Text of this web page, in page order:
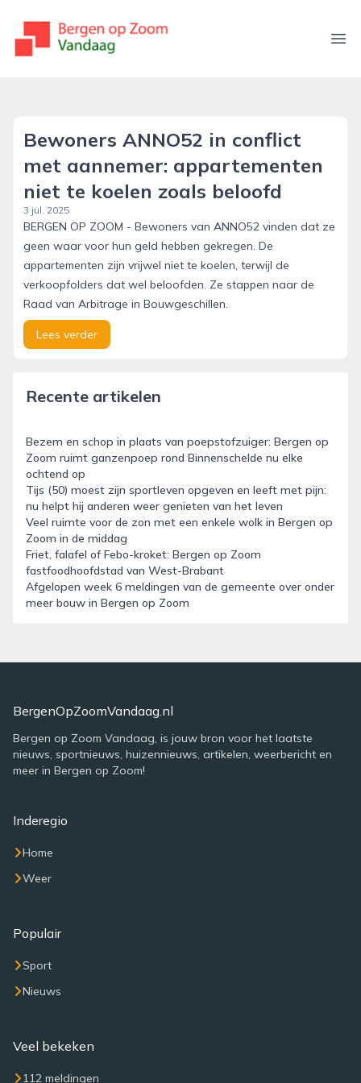
bergenopzoomvandaag.nl
Bewoners ANNO52 in conflict
met aannemer: appartementen
niet te koelen zoals beloofd
3 jul. 2025
BERGEN OP ZOOM - Bewoners van ANNO52 vinden dat ze
geen waar voor hun geld hebben gekregen. De
appartementen zijn vrijwel niet te koelen, terwijl de
verkoopfolders dat wel beloofden. Ze stappen naar de
Raad van Arbitrage in Bouwgeschillen.
Lees verder
Recente artikelen
Bezem en schop in plaats van poepstofzuiger: Bergen op
Zoom ruimt ganzenpoep rond Binnenschelde nu elke
ochtend op
Tijs (50) moest zijn sportleven opgeven en leeft met pijn:
nu helpt hij anderen weer genieten van het leven
Veel ruimte voor de zon met een enkele wolk in Bergen op
Zoom in de middag
Friet, falafel of Febo-kroket: Bergen op Zoom
fastfoodhoofdstad van West-Brabant
Afgelopen week 6 meldingen van de gemeente over onder
meer bouw in Bergen op Zoom
BergenOpZoomVandaag.nl
Bergen op Zoom Vandaag, is jouw bron voor het laatste
nieuws, sportnieuws, huizennieuws, artikelen, weerbericht en
meer in Bergen op Zoom!
Inderegio
Home
Weer
Populair
Sport
Nieuws
Veel bekeken
112 meldingen